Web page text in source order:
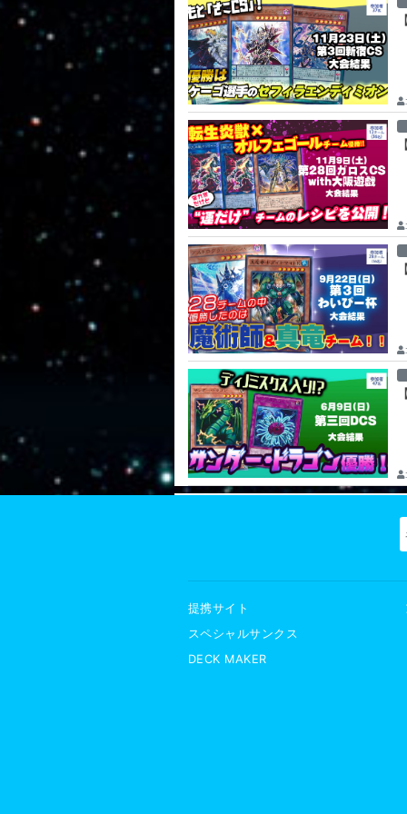
提携サイト
スペシャルサンクス
DECK MAKER